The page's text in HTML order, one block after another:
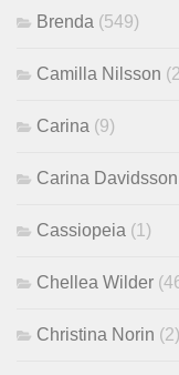
Brenda (549)
Camilla Nilsson
Carina (9)
Carina Davidsson
Cassiopeia (1)
Chellea Wilder
Christina Norin (2)